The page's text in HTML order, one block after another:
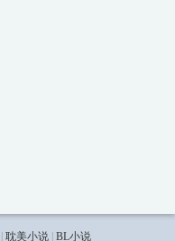
耽美小说| BL小说